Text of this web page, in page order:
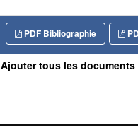
PDF Bibliographie
Ajouter tous les documents